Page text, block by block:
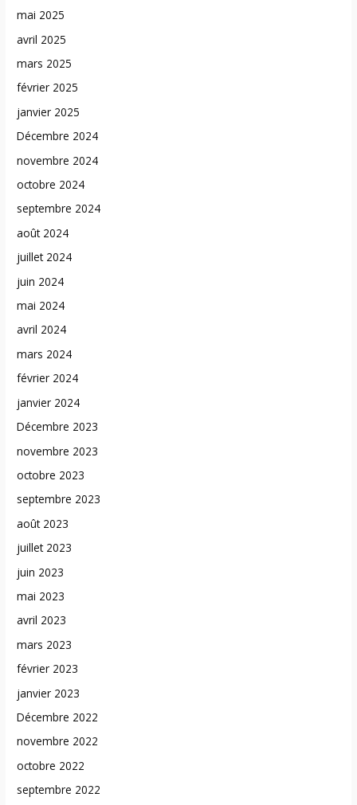
mai 2025
avril 2025
mars 2025
février 2025
janvier 2025
Décembre 2024
novembre 2024
octobre 2024
septembre 2024
août 2024
juillet 2024
juin 2024
mai 2024
avril 2024
mars 2024
février 2024
janvier 2024
Décembre 2023
novembre 2023
octobre 2023
septembre 2023
août 2023
juillet 2023
juin 2023
mai 2023
avril 2023
mars 2023
février 2023
janvier 2023
Décembre 2022
novembre 2022
octobre 2022
septembre 2022